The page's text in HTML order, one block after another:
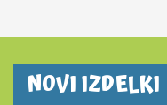
NOVI IZDELKI